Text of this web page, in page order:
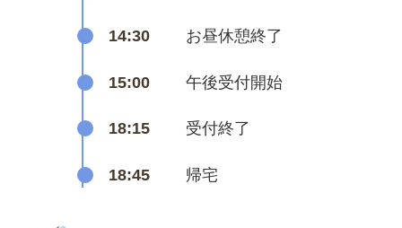
14:30 お昼休憩終了
15:00 午後受付開始
18:15 受付終了
18:45 帰宅